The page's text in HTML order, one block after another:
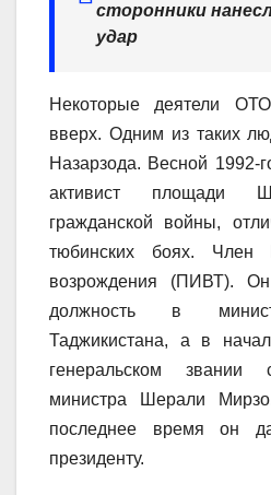
сторонники
удар
Некоторые деятели
вверх. Одним из таких
Назарзода. Весной 1992-
активист площади
гражданской войны,
тюбинских боях. Член
возрождения (ПИВТ).
должность в
Таджикистана, а в
генеральском звании
министра Шерали
последнее время он
президенту.